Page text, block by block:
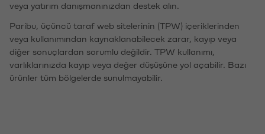
veya yatırım danışmanınızdan destek alın.
Paribu, üçüncü taraf web sitelerinin (TPW) içeriklerinden
veya kullanımından kaynaklanabilecek zarar, kayıp veya
diğer sonuçlardan sorumlu değildir. TPW kullanımı,
varlıklarınızda kayıp veya değer düşüşüne yol açabilir. Bazı
ürünler tüm bölgelerde sunulmayabilir.